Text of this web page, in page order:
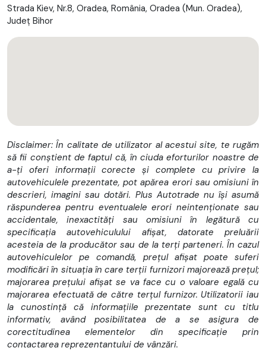
Parking Assistant Professional
Capitonaj plafon antracit
Ornamente Shadow Line cu continut extins
Pachet M Sport
Ornamente din lemn fin Fineline negru metalic lucios cu
semnatura M
Parking Assistant Professional
Volan M imbracat in piele
Spoiler M spate
Ornamente Shadow Line
Capitonaj plafon antracit
Interior BMW Individual
Ornamente Shadow Line cu continut
Parti exterioare M Sport
Parti interioare M Sport
Continut specific extins in Pachetul M Sport Pro
Lumini BMW Crystal Iconic Glow
Trapa panoramica Sky Lounge
Ornamente CraftedClarity pentru elemente interior
Sistem Travel&Comfort
Flexible Charger (Mode 2)
Strada Kiev, Nr.8, Oradea, România, Oradea (Mun. Oradea),
Județ Bihor
Disclaimer: În calitate de utilizator al acestui site, te rugăm
să fii conștient de faptul că, în ciuda eforturilor noastre de
a-ți oferi informații corecte și complete cu privire la
autovehiculele prezentate, pot apărea erori sau omisiuni în
descrieri, imagini sau dotări. Plus Autotrade nu își asumă
răspunderea pentru eventualele erori neintenționate sau
accidentale, inexactități sau omisiuni în legătură cu
specificația autovehiculului afișat, datorate preluării
acesteia de la producător sau de la terți parteneri. În cazul
autovehiculelor pe comandă, prețul afișat poate suferi
modificări în situația în care terții furnizori majorează prețul;
majorarea prețului afișat se va face cu o valoare egală cu
majorarea efectuată de către terțul furnizor. Utilizatorii iau
la cunostință că informațiile prezentate sunt cu titlu
informativ, având posibilitatea de a se asigura de
corectitudinea elementelor din specificație prin
contactarea reprezentantului de vânzări.